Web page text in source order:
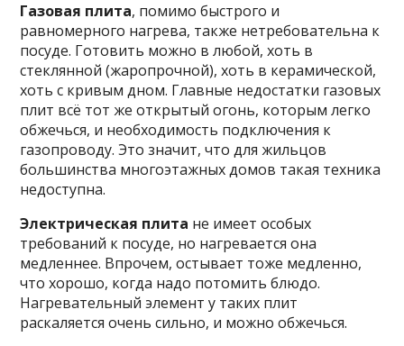
Газовая плита, помимо быстрого и
равномерного нагрева, также нетребовательна к
посуде. Готовить можно в любой, хоть в
стеклянной (жаропрочной), хоть в керамической,
хоть с кривым дном. Главные недостатки газовых
плит всё тот же открытый огонь, которым легко
обжечься, и необходимость подключения к
газопроводу. Это значит, что для жильцов
большинства многоэтажных домов такая техника
недоступна.
Электрическая плита не имеет особых
требований к посуде, но нагревается она
медленнее. Впрочем, остывает тоже медленно,
что хорошо, когда надо потомить блюдо.
Нагревательный элемент у таких плит
раскаляется очень сильно, и можно обжечься.